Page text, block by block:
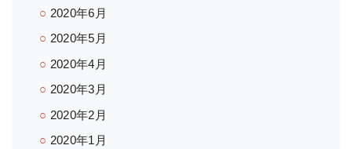
2020年6月
2020年5月
2020年4月
2020年3月
2020年2月
2020年1月